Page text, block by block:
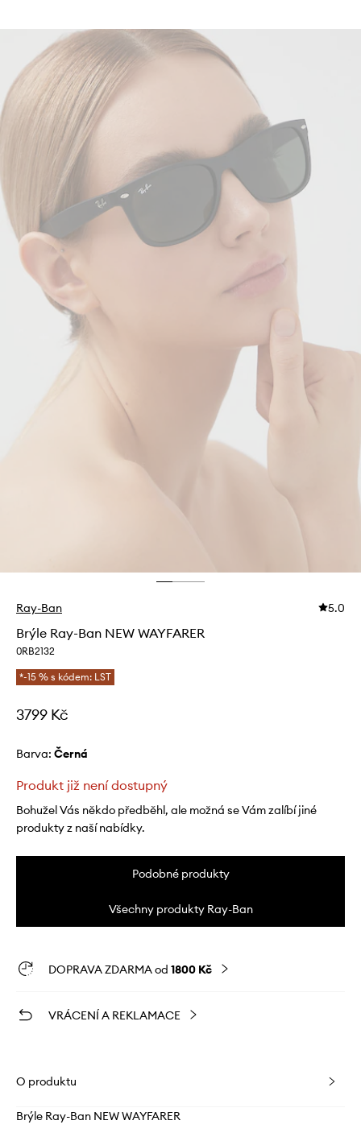
Ray-Ban 5.0
Brýle Ray-Ban NEW WAYFARER
0RB2132
*-15 % s kódem: LST
3799 Kč
Barva: černá
Produkt již není dostupný
Bohužel Vás někdo předběhl, ale možná se Vám zalíbí jiné
produkty z naší nabídky.
Podobné produkty
Všechny produkty Ray-Ban
DOPRAVA ZDARMA od 1800 Kč
VRÁCENÍ A REKLAMACE
O produktu
Brýle Ray-Ban NEW WAYFARER